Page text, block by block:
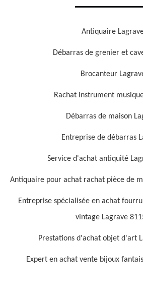
Antiquaire
Débarras de grenier et
Brocanteur
Rachat instrument
Débarras de maison
Entreprise de débarras
Service d'achat antiquité
Antiquaire pour achat rachat pièce de
Entreprise spécialisée en achat
vintage Lagrave
Prestations d'achat objet d'art
Expert en achat vente bijoux